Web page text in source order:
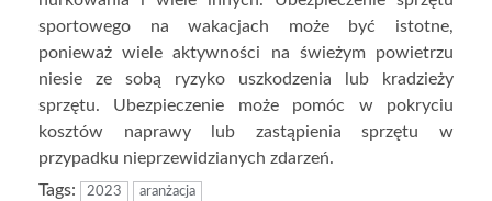
sportowego na wakacjach może być istotne,
ponieważ wiele aktywności na świeżym powietrzu
niesie ze sobą ryzyko uszkodzenia lub kradzieży
sprzętu. Ubezpieczenie może pomóc w pokryciu
kosztów naprawy lub zastąpienia sprzętu w
przypadku nieprzewidzianych zdarzeń.
Tags:
2023 aranżacja